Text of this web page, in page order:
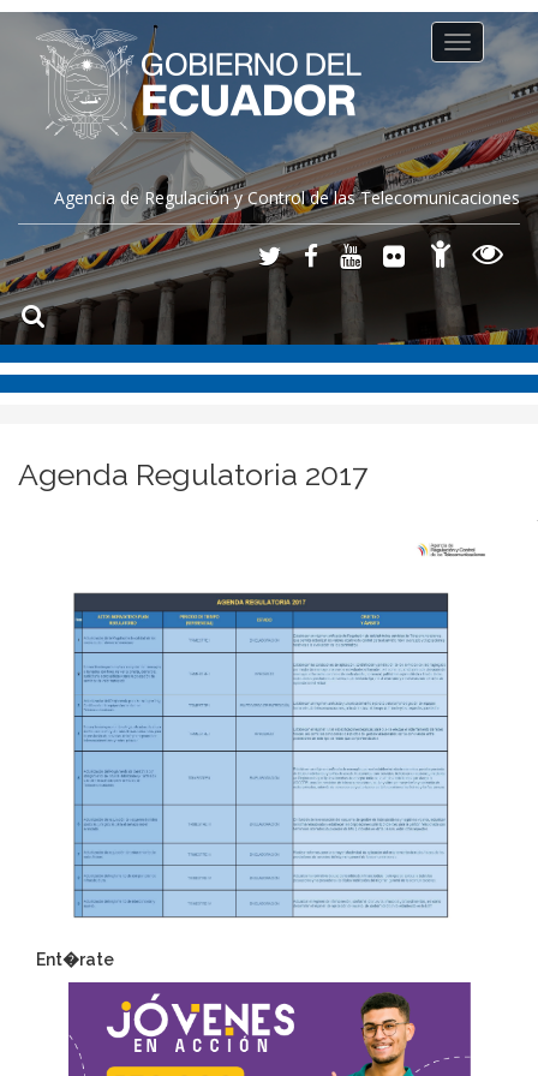
Agencia de Regulación y Control de las Telecomunicaciones
Toggle
navigation
Agenda Regulatoria 2017
Ent�rate